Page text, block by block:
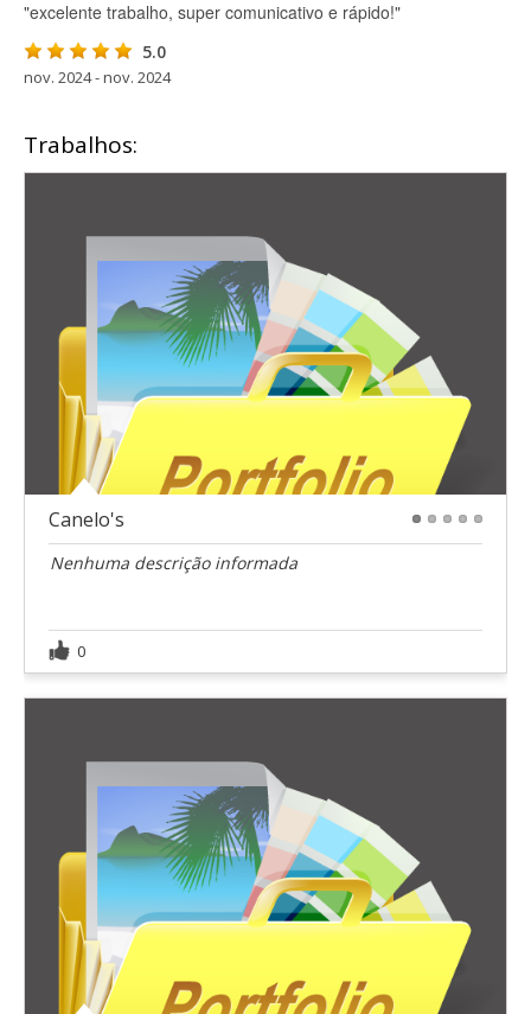
"excelente trabalho, super comunicativo e rápido!"
5.0
nov. 2024 - nov. 2024
Trabalhos:
Canelo's
Nenhuma descrição informada
0